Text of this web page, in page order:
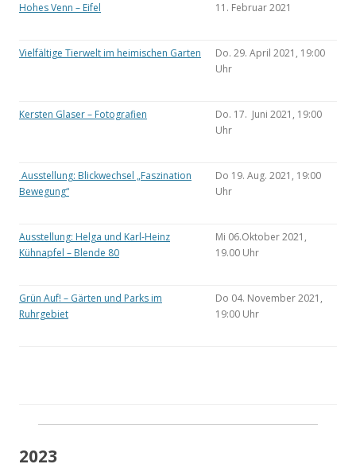
Hohes Venn – Eifel 11. Februar 2021
Vielfältige Tierwelt im heimischen Garten
Do. 29. April 2021, 19:00
Uhr
Kersten Glaser – Fotografien
Do. 17. Juni 2021, 19:00
Uhr
Ausstellung: Blickwechsel „Faszination
Bewegung“
Do 19. Aug. 2021, 19:00
Uhr
Ausstellung: Helga und Karl-Heinz
Kühnapfel – Blende 80
Mi 06.Oktober 2021,
19.00 Uhr
Grün Auf! – Gärten und Parks im
Ruhrgebiet
Do 04. November 2021,
19:00 Uhr
2023